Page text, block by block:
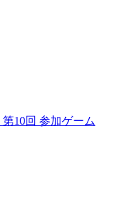
10回 参加ゲーム